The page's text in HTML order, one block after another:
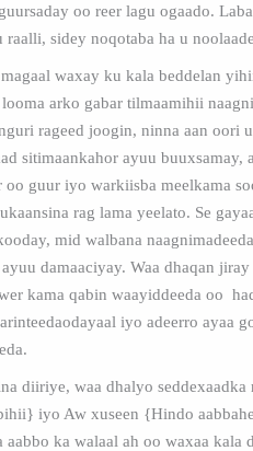
oo reer lagu ogaado.
raalli, sidey noqotaba ha u
waxay ku kala beddelan
arko gabar tilmaamihii
rageed joogin, ninna aan oori
sitimaankahor ayuu buuxsamay,
oo guur iyo warkiisba meelkama
rag lama yeelato. Se
mid walbana
ayuu damaaciyay. Waa dhaqan
kama qabin waayiddeeda oo
iyo adeerro ayaa
diiriye, waa dhalyo seddexaadka
iyo Aw xuseen {Hindo
aabbo ka walaal ah oo waxaa kala